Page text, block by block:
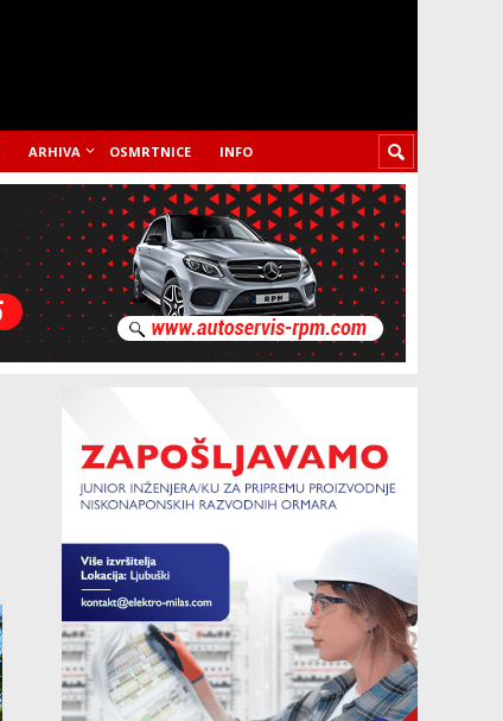
ARHIVA OSMRTNICE INFO